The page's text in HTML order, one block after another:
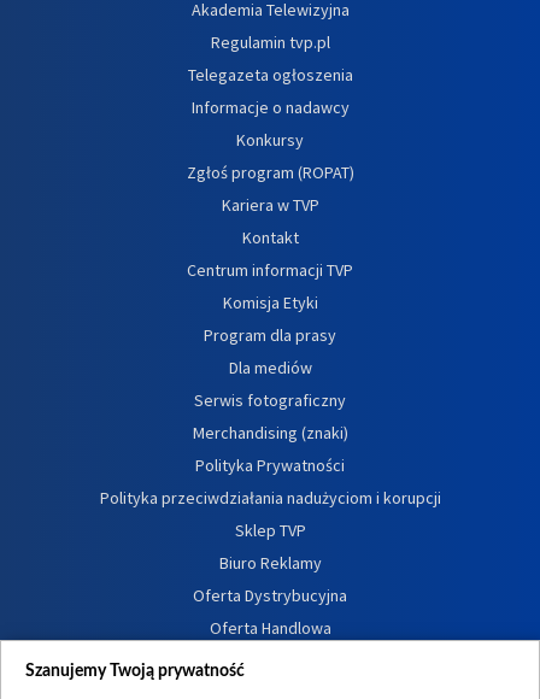
Akademia Telewizyjna
Regulamin tvp.pl
Telegazeta ogłoszenia
Informacje o nadawcy
Konkursy
Zgłoś program (ROPAT)
Kariera w TVP
Kontakt
Centrum informacji TVP
Komisja Etyki
Program dla prasy
Dla mediów
Serwis fotograficzny
Merchandising (znaki)
Polityka Prywatności
Polityka przeciwdziałania nadużyciom i korupcji
Sklep TVP
Biuro Reklamy
Oferta Dystrybucyjna
Oferta Handlowa
Dostępność
Szanujemy Twoją prywatność